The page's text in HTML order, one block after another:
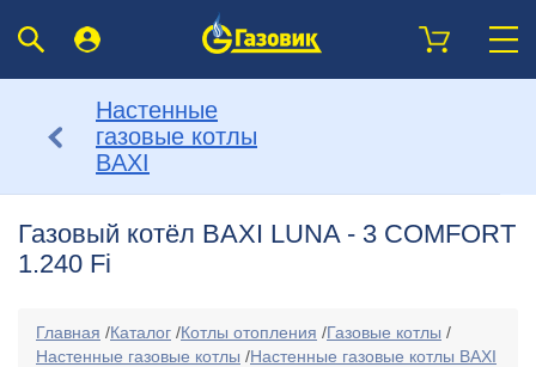
Настенные
газовые котлы
BAXI
Газовый котёл BAXI LUNA - 3 COMFORT
1.240 Fi
Главная /Каталог /Котлы отопления /Газовые котлы /
Настенные газовые котлы /Настенные газовые котлы BAXI